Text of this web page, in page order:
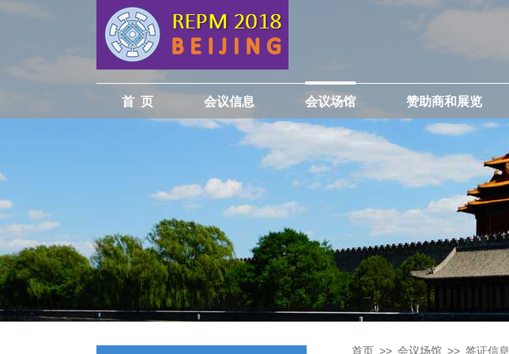
首 页 会议信息 会议场馆 赞助商和展览
首页 >> 会议场馆 >> 签证信息